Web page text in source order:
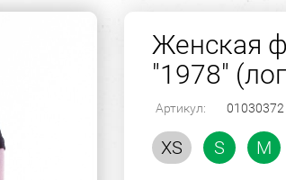
Женская
"1978"
Артикул: 01030372
XS S M